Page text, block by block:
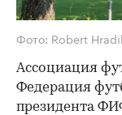
Фото: Robert
Ассоциация
Федерация
президента